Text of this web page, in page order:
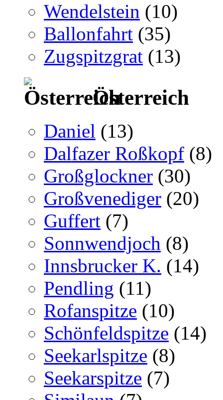
Wendelstein (10)
Ballonfahrt (35)
Zugspitzgrat (13)
Österreich
Daniel (13)
Dalfazer Roßkopf (8)
Großglockner (30)
Großvenediger (20)
Guffert (7)
Sonnwendjoch (8)
Innsbrucker K. (14)
Pendling (11)
Rofanspitze (10)
Schönfeldspitze (14)
Seekarlspitze (8)
Seekarspitze (7)